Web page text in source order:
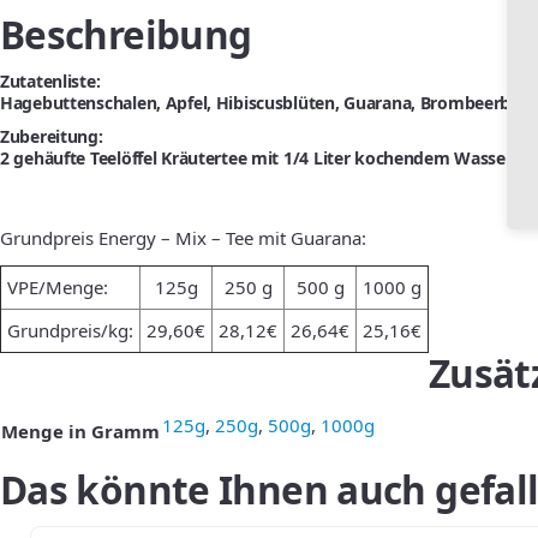
Beschreibung
Zutatenliste:
Hagebuttenschalen, Apfel, Hibiscusblüten, Guarana,
Zubereitung:
2 gehäufte Teelöffel Kräutertee mit 1/4 Liter kochendem Wasser
Grundpreis Energy – Mix – Tee mit Guarana:
VPE/Menge: 125g 250 g 500 g
1000 g
Grundpreis/kg: 29,60€ 28,12€ 26,64€ 25,16€
Menge in Gramm 125g, 250g, 500g, 1000g
Das könnte Ihnen auch